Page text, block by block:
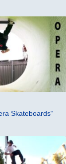
Skateboards“